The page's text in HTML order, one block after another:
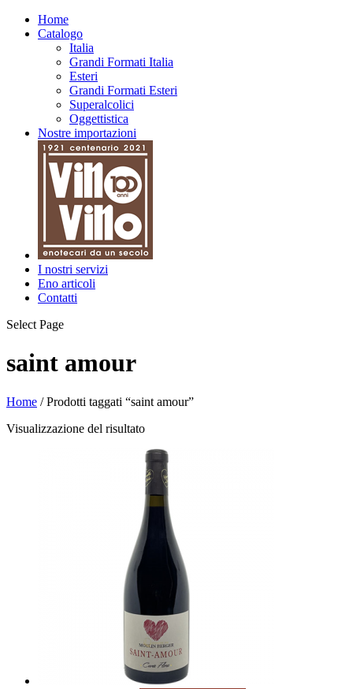
Home
Catalogo
Italia
Grandi Formati Italia
Esteri
Grandi Formati Esteri
Superalcolici
Oggettistica
Nostre importazioni
I nostri servizi
Eno articoli
Contatti
Select Page
saint amour
Home / Prodotti taggati “saint amour”
Visualizzazione del risultato